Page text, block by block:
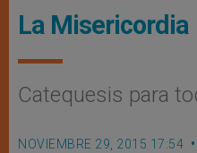
La Misericordia
Catequesis para
NOVIEMBRE 29, 2015 17:54